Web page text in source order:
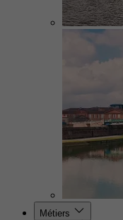
Métiers